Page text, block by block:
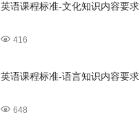
英语课程标准-文化知识内容要求
416
英语课程标准-语言知识内容要求
648